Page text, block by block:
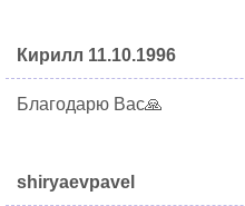
Кирилл 11.10.1996
Благодарю Вас🙏
shiryaevpavel